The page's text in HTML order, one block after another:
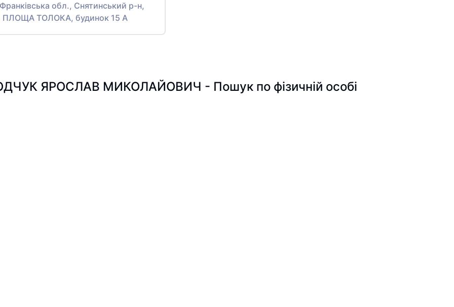
обл., Снятинський р-н,
ПЛОЩА ТОЛОКА, будинок 15 А
ЯРОСЛАВ МИКОЛАЙОВИЧ - Пошук по фізичній особі